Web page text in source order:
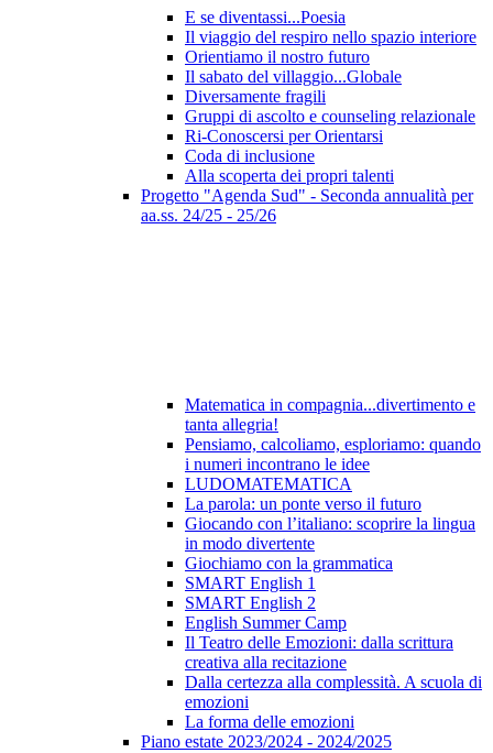
E se diventassi...Poesia
Il viaggio del respiro nello spazio interiore
Orientiamo il nostro futuro
Il sabato del villaggio...Globale
Diversamente fragili
Gruppi di ascolto e counseling relazionale
Ri-Conoscersi per Orientarsi
Coda di inclusione
Alla scoperta dei propri talenti
Progetto "Agenda Sud" - Seconda annualità per
aa.ss. 24/25 - 25/26
Matematica in compagnia...divertimento e
tanta allegria!
Pensiamo, calcoliamo, esploriamo: quando
i numeri incontrano le idee
LUDOMATEMATICA
La parola: un ponte verso il futuro
Giocando con l’italiano: scoprire la lingua
in modo divertente
Giochiamo con la grammatica
SMART English 1
SMART English 2
English Summer Camp
Il Teatro delle Emozioni: dalla scrittura
creativa alla recitazione
Dalla certezza alla complessità. A scuola di
emozioni
La forma delle emozioni
Piano estate 2023/2024 - 2024/2025